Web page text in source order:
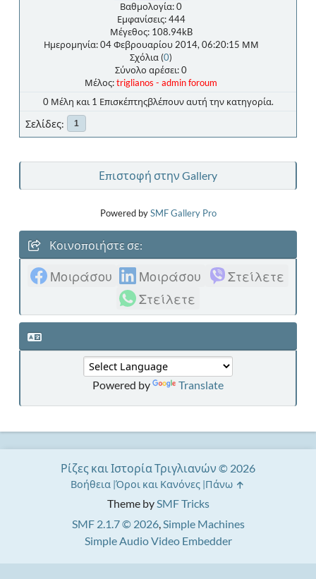
Βαθμολογία: 0
Εμφανίσεις: 444
Μέγεθος: 108.94kB
Ημερομηνία: 04 Φεβρουαρίου 2014, 06:20:15 ΜΜ
Σχόλια (0)
Σύνολο αρέσει: 0
Μέλος:triglianos - admin foroum
0 Μέλη και 1 Επισκέπτηςβλέπουν αυτή την κατηγορία.
Σελίδες 1
Επιστοφή στην Gallery
Powered bySMF Gallery Pro
Κοινοποιήστε σε:
Μοιράσου Μοιράσου
Στείλετε
Στείλετε
Powered by Translate
Theme bySMF Tricks
SMF 2.1.7 © 2026,Simple Machines
Simple Audio Video Embedder
Ρίζες και Ιστορία Τριγλιανών © 2026
Βοήθεια Όροι και Κανόνες Πάνω